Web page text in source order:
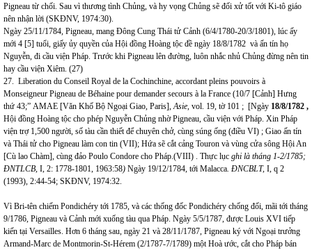
Pigneau từ chối. Sau vì thương tình Chủng, và hy vọng Chủng sẽ đối xử tốt với Ki-tô giáo
nên nhận lời (SKĐNV, 1974:30).
Ngày 25/11/1784, Pigneau, mang Đông Cung Thái tử Cảnh (6/4/1780-20/3/1801), lúc ấy
mới 4 [5] tuổi, giấy ủy quyền của Hội đồng Hoàng tộc đề ngày 18/8/1782 và ấn tín họ
Nguyễn, đi cầu viện Pháp. Trước khi Pigneau lên đường, luôn nhắc nhủ Chủng đừng nên tin
hay cầu viện Xiêm. (27)
27. Liberation du Conseil Royal de la Cochinchine, accordant pleins pouvoirs à
Monseigneur Pigneau de Béhaine pour demander secours à la France (10/7 [Cảnh] Hưng
thứ 43;” AMAE [Văn Khố Bộ Ngoại Giao, Paris],Asie, vol. 19, tờ 101 ; [Ngày 18/8/1782 ,
Hội đồng Hoàng tộc cho phép Nguyễn Chủng nhờ Pigneau, cầu viện với Pháp. Xin Pháp
viện trợ 1,500 người, số tàu cần thiết để chuyên chở, cùng súng ống (điều VI) ; Giao ấn tín
và Thái tử cho Pigneau làm con tin (VII); Hứa sẽ cắt cảng Touron và vùng cửa sông Hội An
[Cù lao Chàm], cùng đảo Poulo Condore cho Pháp.(VIII) . Thực lục ghi là tháng 1-2/1785;
ĐNTLCB, I, 2: 1778-1801, 1963:58) Ngày 19/12/1784, tới Malacca. ĐNCBLT, I, q 2
(1993), 2:44-54; SKĐNV, 1974:32.
Vì Bri-tên chiếm Pondichéry tới 1785, và các thống đốc Pondichéry chống đối, mãi tới tháng
9/1786, Pigneau và Cảnh mới xuống tàu qua Pháp. Ngày 5/5/1787, được Louis XVI tiếp
kiến tại Versailles. Hơn 6 tháng sau, ngày 21 và 28/11/1787, Pigneau ký với Ngoại trưởng
Armand-Marc de Montmorin-St-Hérem (2/1787-7/1789) một Hoà ước, cắt cho Pháp bán